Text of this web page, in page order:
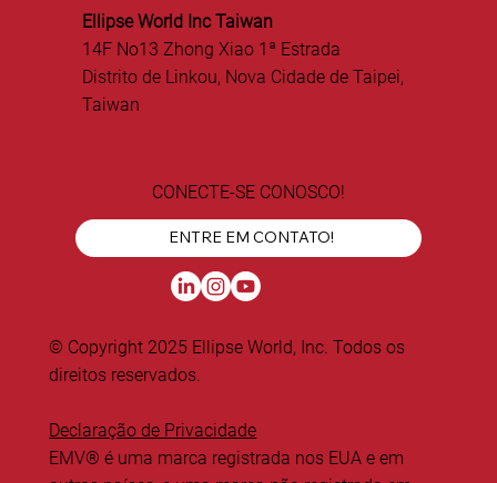
Ellipse World Inc Taiwan
14F No13 Zhong Xiao 1ª Estrada
Distrito de Linkou, Nova Cidade de Taipei,
Taiwan
CONECTE-SE CONOSCO!
ENTRE EM CONTATO!
© Copyright 2025 Ellipse World, Inc. Todos os
direitos reservados.
Declaração de Privacidade
EMV® é uma marca registrada nos EUA e em